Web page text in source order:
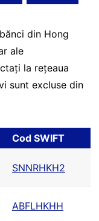
din Hong
ale
la rețeaua
sunt excluse din
Cod SWIFT
SNNRHKH2
ABFLHKHH